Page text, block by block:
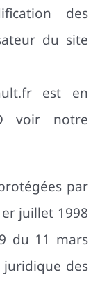
des
du site
est en
voir notre
par
juillet 1998
du 11 mars
des